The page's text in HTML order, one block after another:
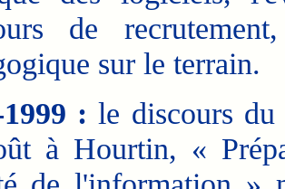
de
sur le terrain.
: le discours
à Hourtin, «